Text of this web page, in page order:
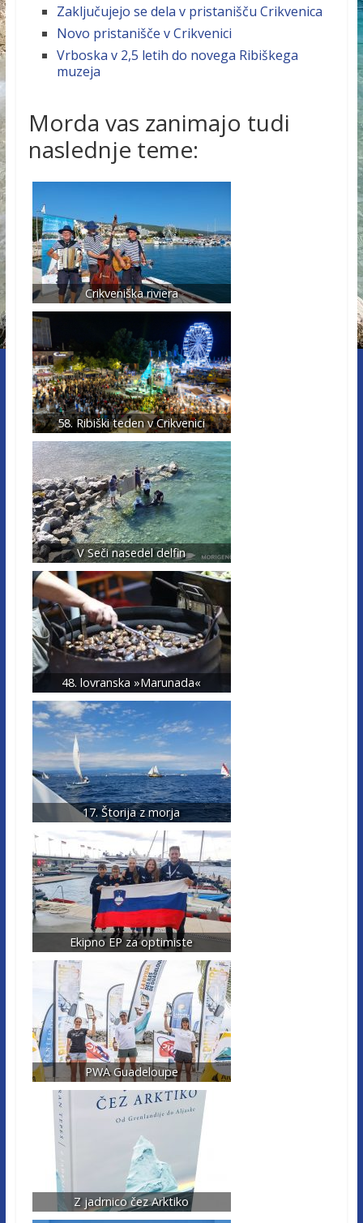
Zaključujejo se dela v pristanišču Crikvenica
Novo pristanišče v Crikvenici
Vrboska v 2,5 letih do novega Ribiškega
muzeja
Morda vas zanimajo tudi
naslednje teme:
Crikveniška riviera
58. Ribiški teden v Crikvenici
V Seči nasedel delfin
48. lovranska »Marunada«
17. Štorija z morja
Ekipno EP za optimiste
PWA Guadeloupe
Z jadrnico čez Arktiko